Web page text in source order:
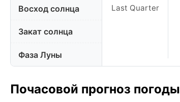
Восход солнца
Закат солнца
Фаза Луны
Last Quarter
Почасовой прогноз